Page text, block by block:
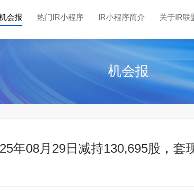
会报 热门IR小程序 IR小程序简介 关于IR联
机会报
年08月29日减持130,695股，套